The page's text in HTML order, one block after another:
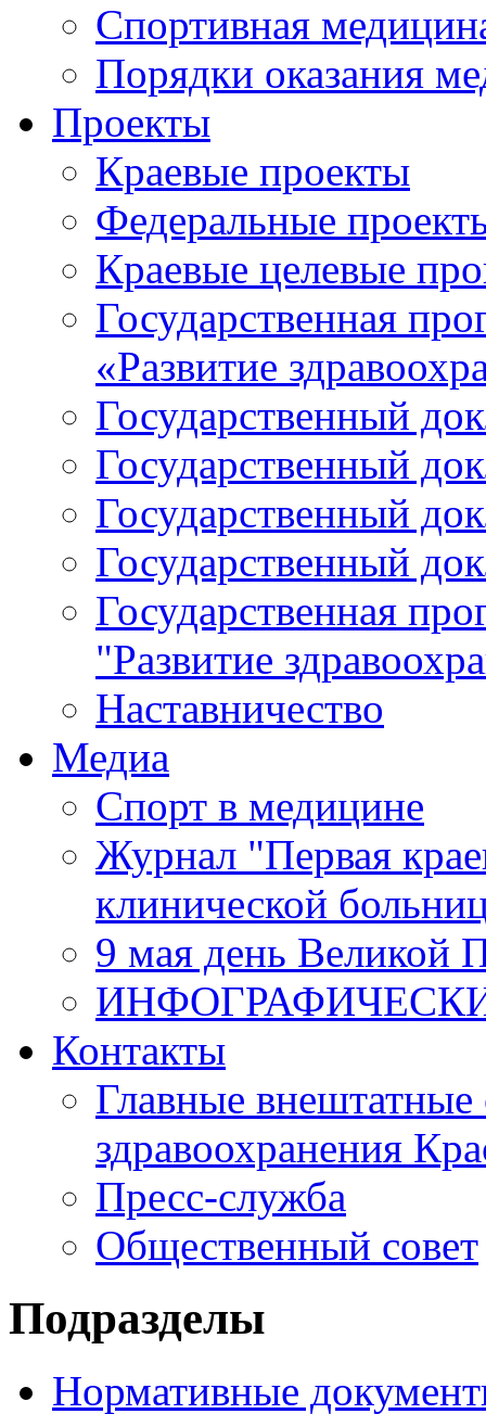
Спортивная
Порядки оказания
Проекты
Краевые проекты
Федеральные
Краевые целевые
Государственная
«Развитие
Государственный
Государственный
Государственный
Государственный
Государственная
"Развитие
Наставничество
Медиа
Спорт в медицине
Журнал "Первая
клинической
9 мая день Великой
Контакты
Главные внештатные
здравоохранения
Пресс-служба
Общественный совет
Подразделы
Нормативные